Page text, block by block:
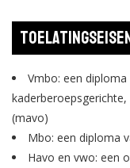
Vmbo: een
(mavo)
Mbo: een diploma
Havo en vwo: een